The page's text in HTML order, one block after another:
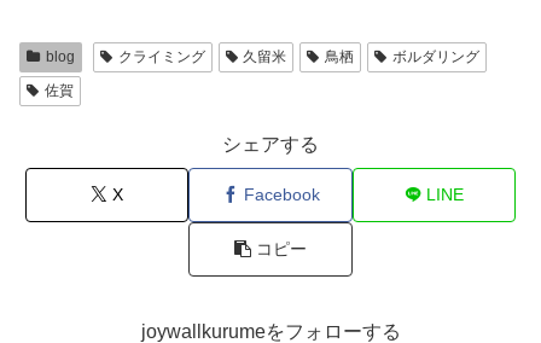
blog クライミング 久留米 鳥栖
ボルダリング
佐賀
シェアする
X Facebook LINE
コピー
joywallkurumeをフォローする